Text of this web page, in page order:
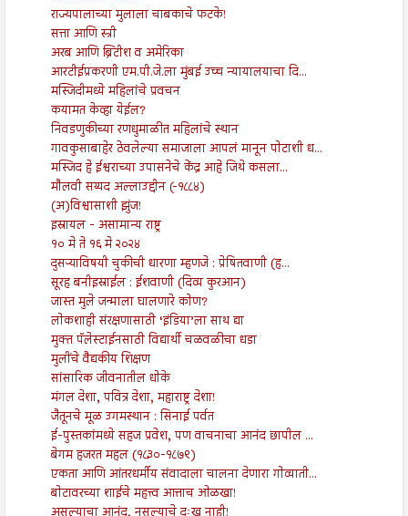
राज्यपालाच्या मुलाला चाबकाचे फटके!
सत्ता आणि स्त्री
अरब आणि ब्रिटीश व अमेरिका
आरटीईप्रकरणी एम.पी.जे.ला मुंबई उच्च न्यायालयाचा दि...
मस्जिदीमध्ये महिलांचे प्रवचन
कयामत केव्हा येईल?
निवडणुकीच्या रणधुमाळीत महिलांचे स्थान
गावकुसाबाहेर ठेवलेल्या समाजाला आपलं मानून पोटाशी ध...
मस्जिद हे ईश्वराच्या उपासनेचे केंद्र आहे जिथे कसला...
मौलवी सय्यद अल्लाउद्दीन (-१८८४)
(अ)विश्वासाशी झुंज!
इस्रायल - असामान्य राष्ट्र
१० मे ते १६ मे २०२४
दुसऱ्याविषयी चुकीची धारणा म्हणजे : प्रेषितवाणी (ह...
सूरह बनीइस्राईल : ईशवाणी (दिव्य कुरआन)
जास्त मुले जन्माला घालणारे कोण?
लोकशाही संरक्षणासाठी ‘इंडिया’ला साथ द्या
मुक्त पॅलेस्टाईनसाठी विद्यार्थी चळवळीचा धडा
मुलींचे वैद्यकीय शिक्षण
सांसारिक जीवनातील धोके
मंगल देशा, पवित्र देशा, महाराष्ट्र देशा!
जैतूनचे मूळ उगमस्थान : सिनाई पर्वत
ई-पुस्तकांमध्ये सहज प्रवेश, पण वाचनाचा आनंद छापील ...
बेगम हजरत महल (१८३०-१८७९)
एकता आणि आंतरधर्मीय संवादाला चालना देणारा गोव्याती...
बोटावरच्या शाईचे महत्त्व आत्ताच ओळखा!